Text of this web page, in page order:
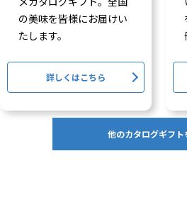
の美味を皆様にお届けい
たします。
詳しくはこちら
他のカタログギフト